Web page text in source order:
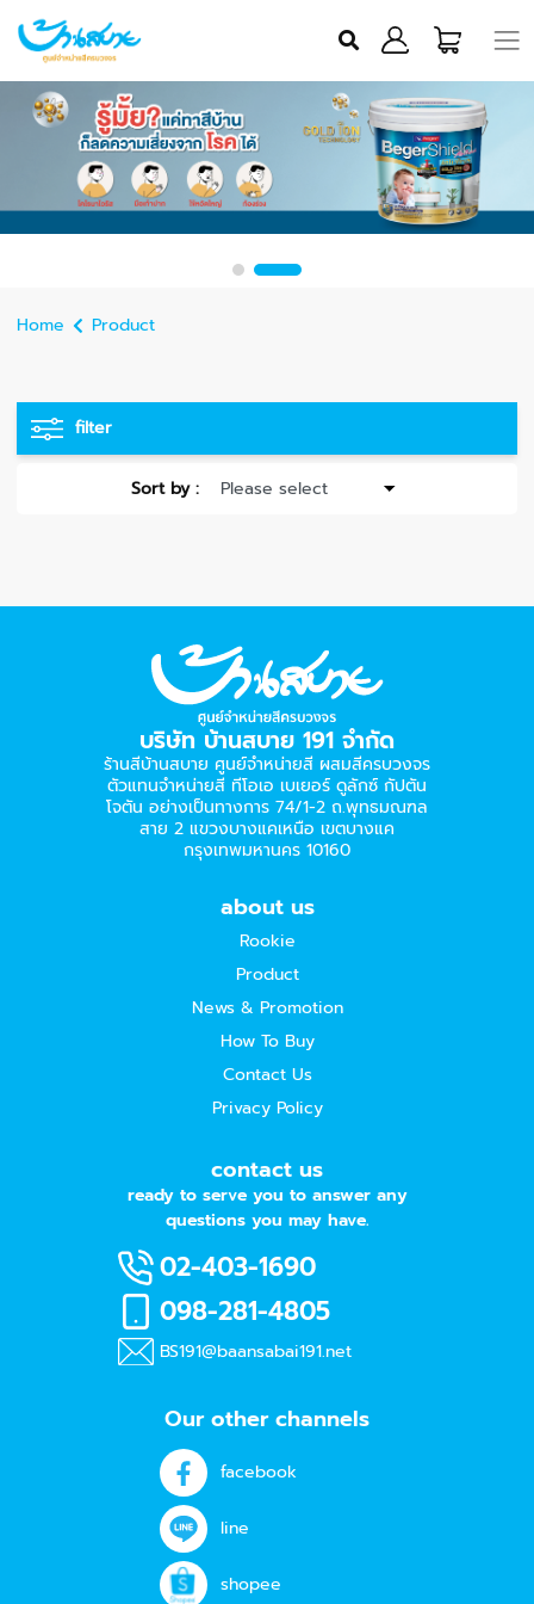
Home Product
filter
Sort by :
บริษัท บ้านสบาย 191 จำกัด
ร้านสีบ้านสบาย ศูนย์จำหน่ายสี ผสมสีครบวงจร
ตัวแทนจำหน่ายสี ทีโอเอ เบเยอร์​ ดูลักซ์ กัปตัน
โจตัน อย่างเป็นทางการ 74/1-2 ถ.พุทธมณฑล
สาย 2 แขวงบางแคเหนือ เขตบางแค
กรุงเทพมหานคร 10160
about us
Rookie
Product
News & Promotion
How To Buy
Contact Us
Privacy Policy
contact us
ready to serve you to answer any
questions you may have.
02-403-1690
098-281-4805
BS191@baansabai191.net
Our other channels
facebook
line
shopee